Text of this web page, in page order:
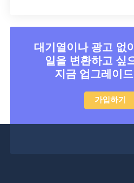
대기열이나 광고 없
일을 변환하고 싶
지금 업그레이
가입하기